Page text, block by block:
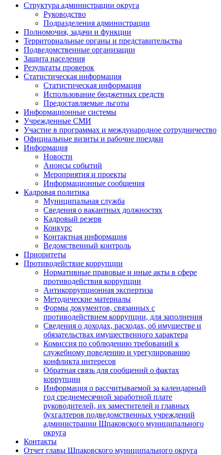
Структура администрации округа
Руководство
Подразделения администрации
Полномочия, задачи и функции
Территориальные органы и представительства
Подведомственные организации
Защита населения
Результаты проверок
Статистическая информация
Статистическая информация
Использование бюджетных средств
Предоставляемые льготы
Информационные системы
Учрежденные СМИ
Участие в программах и международное сотрудничество
Официальные визиты и рабочие поездки
Информация
Новости
Анонсы событий
Мероприятия и проекты
Информационные сообщения
Кадровая политика
Муниципальная служба
Сведения о вакантных должностях
Кадровый резерв
Конкурс
Контактная информация
Ведомственный контроль
Приоритеты
Противодействие коррупции
Нормативные правовые и иные акты в сфере
противодействия коррупции
Антикоррупционная экспертиза
Методические материалы
Формы документов, связанных с
противодействием коррупции, для заполнения
Сведения о доходах, расходах, об имуществе и
обязательствах имущественного характера
Комиссия по соблюдению требований к
служебному поведению и урегулированию
конфликта интересов
Обратная связь для сообщений о фактах
коррупции
Информация о рассчитываемой за календарный
год среднемесячной заработной плате
руководителей, их заместителей и главных
бухгалтеров подведомственных учреждений
администрации Шпаковского муниципального
округа
Контакты
Отчет главы Шпаковского муниципального округа